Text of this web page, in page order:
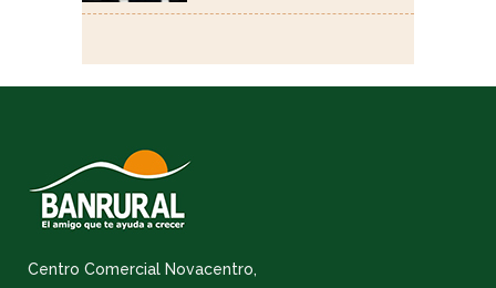
Centro Comercial Novacentro,